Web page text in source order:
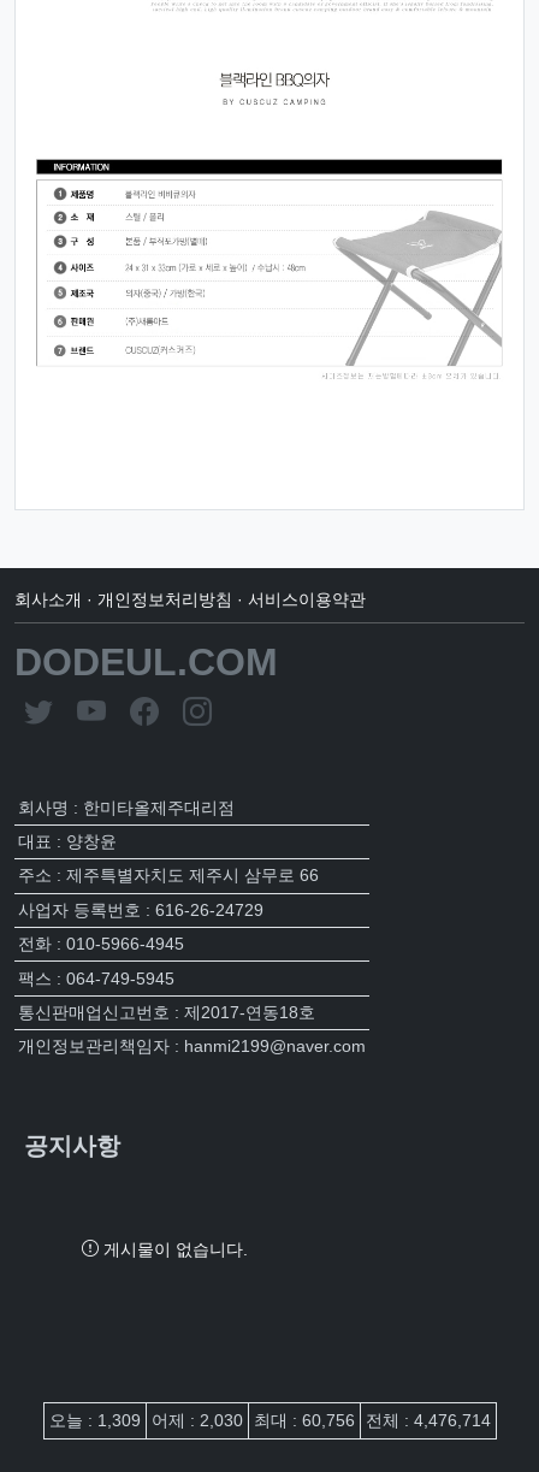
회사소개 · 개인정보처리방침 · 서비스이용약관
DODEUL.COM
회사명 : 한미타올제주대리점
대표 : 양창윤
주소 : 제주특별자치도 제주시 삼무로 66
사업자 등록번호 : 616-26-24729
전화 : 010-5966-4945
팩스 : 064-749-5945
통신판매업신고번호 : 제2017-연동18호
개인정보관리책임자 : hanmi2199@naver.com
공지사항
게시물이 없습니다.
접속자집계
오늘 : 1,309 어제 : 2,030 최대 : 60,756 전체 : 4,476,714